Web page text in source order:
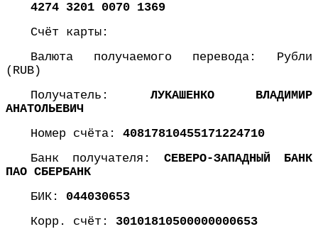
4274 3201 0070 1369
Счёт карты:
Валюта получаемого перевода: Рубли
(RUB)
Получатель: ЛУКАШЕНКО ВЛАДИМИР
АНАТОЛЬЕВИЧ
Номер счёта:40817810455171224710
Банк получателя:СЕВЕРО-ЗАПАДНЫЙ БАНК
ПАО СБЕРБАНК
БИК: 044030653
Корр. счёт: 30101810500000000653